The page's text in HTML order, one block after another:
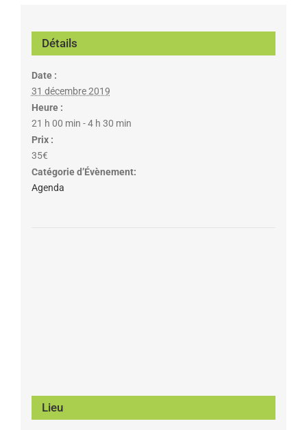
Détails
Date :
31 décembre 2019
Heure :
21 h 00 min - 4 h 30 min
Prix :
35€
Catégorie d’Évènement:
Agenda
Lieu